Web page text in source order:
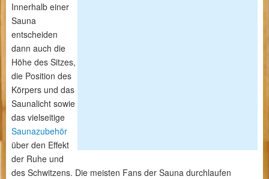
Innerhalb einer
Sauna
entscheiden
dann auch die
Höhe des Sitzes,
die Position des
Körpers und das
Saunalicht sowie
das vielseitige
Saunazubehör
über den Effekt
der Ruhe und
des Schwitzens. Die meisten Fans der Sauna durchlaufen